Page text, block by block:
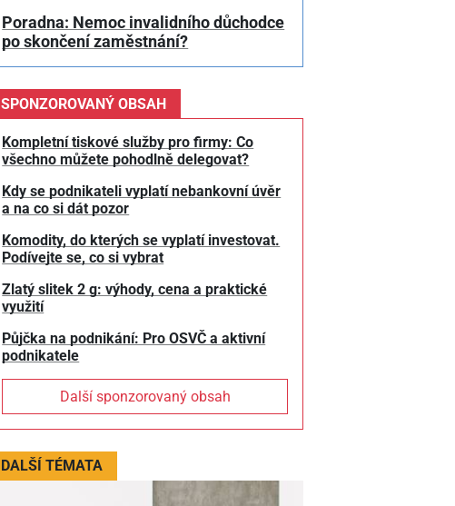
Poradna: Nemoc invalidního důchodce
po skončení zaměstnání?
SPONZOROVANÝ OBSAH
Kompletní tiskové služby pro firmy: Co
všechno můžete pohodlně delegovat?
Kdy se podnikateli vyplatí nebankovní úvěr
a na co si dát pozor
Komodity, do kterých se vyplatí investovat.
Podívejte se, co si vybrat
Zlatý slitek 2 g: výhody, cena a praktické
využití
Půjčka na podnikání: Pro OSVČ a aktivní
podnikatele
Další sponzorovaný obsah
DALŠÍ TÉMATA